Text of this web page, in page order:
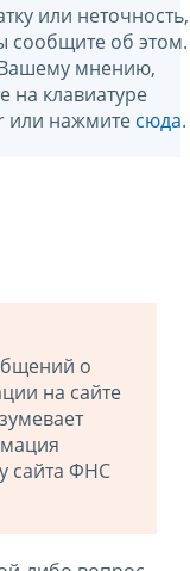
или неточность,
сообщите об этом.
Вашему мнению,
на клавиатуре
или нажмите сюда.
о
на сайте
сайта ФНС